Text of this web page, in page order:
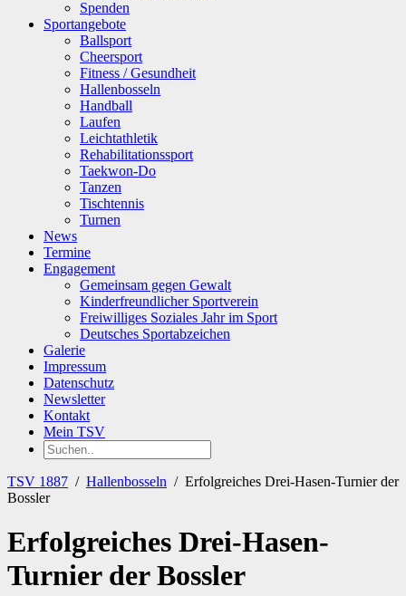
Spenden
Sportangebote
Ballsport
Cheersport
Fitness / Gesundheit
Hallenbosseln
Handball
Laufen
Leichtathletik
Rehabilitationssport
Taekwon-Do
Tanzen
Tischtennis
Turnen
News
Termine
Engagement
Gemeinsam gegen Gewalt
Kinderfreundlicher Sportverein
Freiwilliges Soziales Jahr im Sport
Deutsches Sportabzeichen
Galerie
Impressum
Datenschutz
Newsletter
Kontakt
Mein TSV
TSV 1887 / Hallenbosseln / Erfolgreiches Drei-Hasen-Turnier der
Bossler
Erfolgreiches Drei-Hasen-
Turnier der Bossler